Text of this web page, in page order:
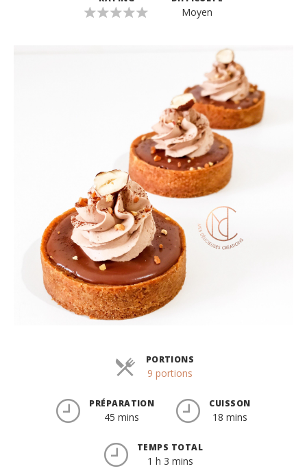
Moyen
PORTIONS
9 portions
PRÉPARATION
45 mins
CUISSON
18 mins
TEMPS TOTAL
1 h 3 mins